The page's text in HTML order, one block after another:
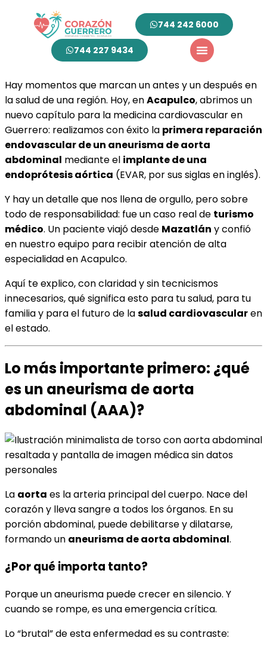
744 242 6000
744 227 9434
Hay momentos que marcan un antes y un después en
la salud de una región. Hoy, enAcapulco, abrimos un
nuevo capítulo para la medicina cardiovascular en
Guerrero: realizamos con éxito la primera reparación
endovascular de un aneurisma de aorta
abdominal mediante el implante de una
endoprótesis aórtica (EVAR, por sus siglas en inglés).
Y hay un detalle que nos llena de orgullo, pero sobre
todo de responsabilidad: fue un caso real de turismo
médico. Un paciente viajó desde Mazatlán y confió
en nuestro equipo para recibir atención de alta
especialidad en Acapulco.
Aquí te explico, con claridad y sin tecnicismos
innecesarios, qué significa esto para tu salud, para tu
familia y para el futuro de lasalud cardiovascularen
el estado.
Lo más importante primero: ¿qué
es un aneurisma de aorta
abdominal (AAA)?
La aorta es la arteria principal del cuerpo. Nace del
corazón y lleva sangre a todos los órganos. En su
porción abdominal, puede debilitarse y dilatarse,
formando un aneurisma de aorta abdominal.
¿Por qué importa tanto?
Porque un aneurisma puede crecer en silencio. Y
cuando se rompe, es una emergencia crítica.
Lo “brutal” de esta enfermedad es su contraste: